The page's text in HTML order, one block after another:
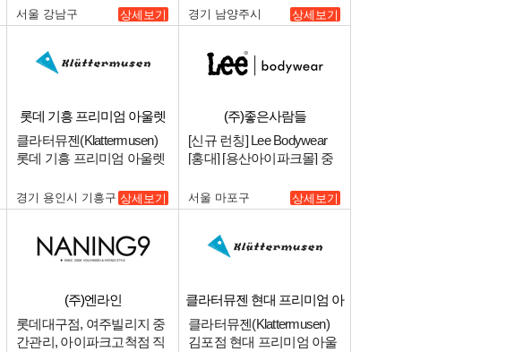
서울 강남구 상세보기 경기 남양주시 상세보기
롯데 기흥 프리미엄 아울렛
클라터뮤젠(Klattermusen)
롯데 기흥 프리미엄 아울렛
경기 용인시 기흥구 상세보기
(주)좋은사람들
[신규 런칭] Lee Bodywear
[홍대] [용산아이파크몰] 중
서울 마포구 상세보기
(주)엔라인
롯데대구점, 여주빌리지 중
간관리, 아이파크고척점 직
클라터뮤젠 현대 프리미엄 아
울렛 김포점
클라터뮤젠(Klattermusen)
김포점 현대 프리미엄 아울